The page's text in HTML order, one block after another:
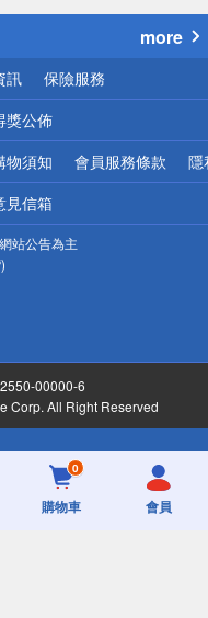
more
訊 保險服務
獎公佈
物須知 會員服務條款 隱
見信箱
站公告為主
00000-6
Corp. All Right Reserved
0
購物車 會員